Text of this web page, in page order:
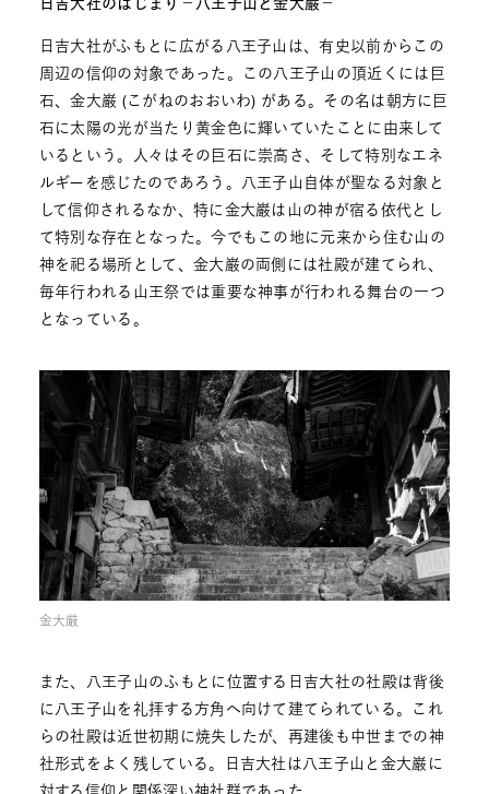
日吉大社がふもとに広がる八王子山は、有史以前からこの
周辺の信仰の対象であった。この八王子山の頂近くには巨
石、金大巌 (こがねのおおいわ) がある。その名は朝方に巨
石に太陽の光が当たり黄金色に輝いていたことに由来して
いるという。人々はその巨石に崇高さ、そして特別なエネ
ルギーを感じたのであろう。八王子山自体が聖なる対象と
して信仰されるなか、特に金大巌は山の神が宿る依代とし
て特別な存在となった。今でもこの地に元来から住む山の
神を祀る場所として、金大巌の両側には社殿が建てられ、
毎年行われる山王祭では重要な神事が行われる舞台の一つ
となっている。
金大厳
また、八王子山のふもとに位置する日吉大社の社殿は背後
に八王子山を礼拝する方角へ向けて建てられている。これ
らの社殿は近世初期に焼失したが、再建後も中世までの神
社形式をよく残している。日吉大社は八王子山と金大巌に